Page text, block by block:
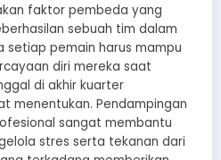
faktor pembeda yang
sebuah tim dalam
setiap pemain harus mampu
diri mereka saat
di akhir kuarter
menentukan. Pendampingan
sangat membantu
stres serta tekanan dari